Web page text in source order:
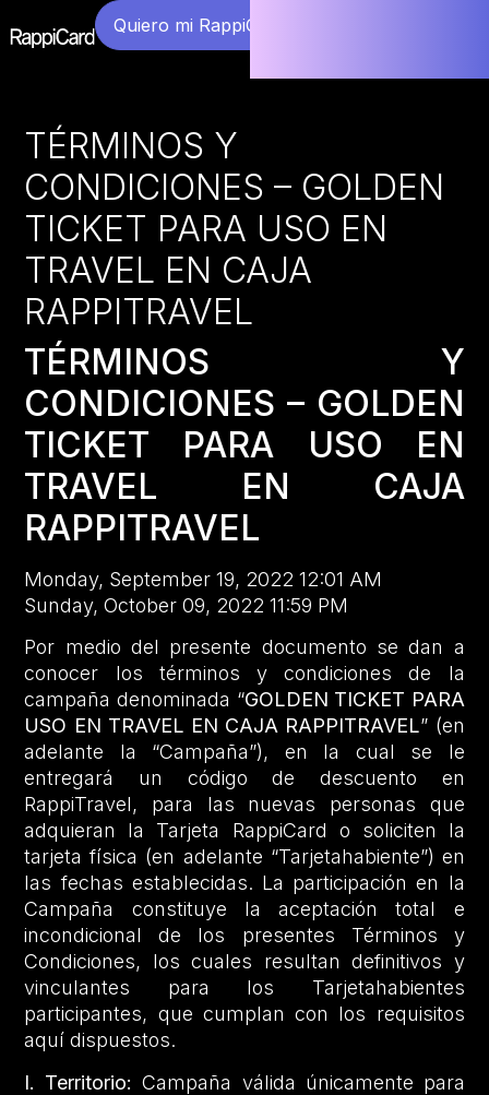
Quiero mi RappiCard
TÉRMINOS Y
CONDICIONES – GOLDEN
TICKET PARA USO EN
TRAVEL EN CAJA
RAPPITRAVEL
TÉRMINOS Y
CONDICIONES – GOLDEN
TICKET PARA USO EN
TRAVEL EN CAJA
RAPPITRAVEL
Monday, September 19, 2022 12:01 AM
Sunday, October 09, 2022 11:59 PM
Por medio del presente documento se dan a
conocer los términos y condiciones de la
campaña denominada “GOLDEN TICKET PARA
USO EN TRAVEL EN CAJA RAPPITRAVEL” (en
adelante la “Campaña”), en la cual se le
entregará un código de descuento en
RappiTravel, para las nuevas personas que
adquieran la Tarjeta RappiCard o soliciten la
tarjeta física (en adelante “Tarjetahabiente”) en
las fechas establecidas. La participación en la
Campaña constituye la aceptación total e
incondicional de los presentes Términos y
Condiciones, los cuales resultan definitivos y
vinculantes para los Tarjetahabientes
participantes, que cumplan con los requisitos
aquí dispuestos.
I. Territorio: Campaña válida únicamente para